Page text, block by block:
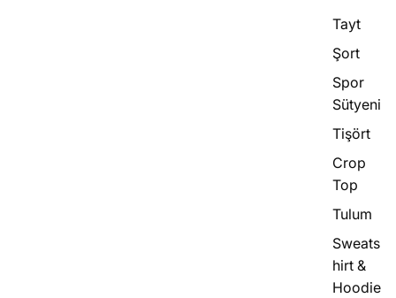
Tayt
Şort
Spor
Sütyeni
Tişört
Crop
Top
Tulum
Sweats
hirt &
Hoodie